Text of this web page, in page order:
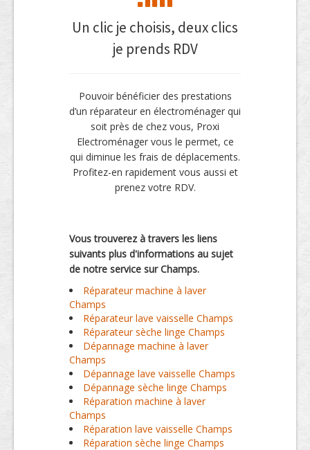
Un clic je choisis, deux clics
je prends RDV
Pouvoir bénéficier des prestations
d’un réparateur en électroménager qui
soit près de chez vous, Proxi
Electroménager vous le permet, ce
qui diminue les frais de déplacements.
Profitez-en rapidement vous aussi et
prenez votre RDV.
Vous trouverez à travers les liens
suivants plus d'informations au sujet
de notre service sur Champs.
Réparateur machine à laver
Champs
Réparateur lave vaisselle Champs
Réparateur sèche linge Champs
Dépannage machine à laver
Champs
Dépannage lave vaisselle Champs
Dépannage sèche linge Champs
Réparation machine à laver
Champs
Réparation lave vaisselle Champs
Réparation sèche linge Champs